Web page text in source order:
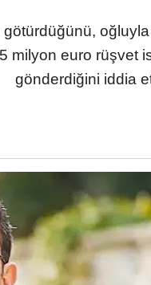
milyon euro rüşvet
gönderdiğini iddia